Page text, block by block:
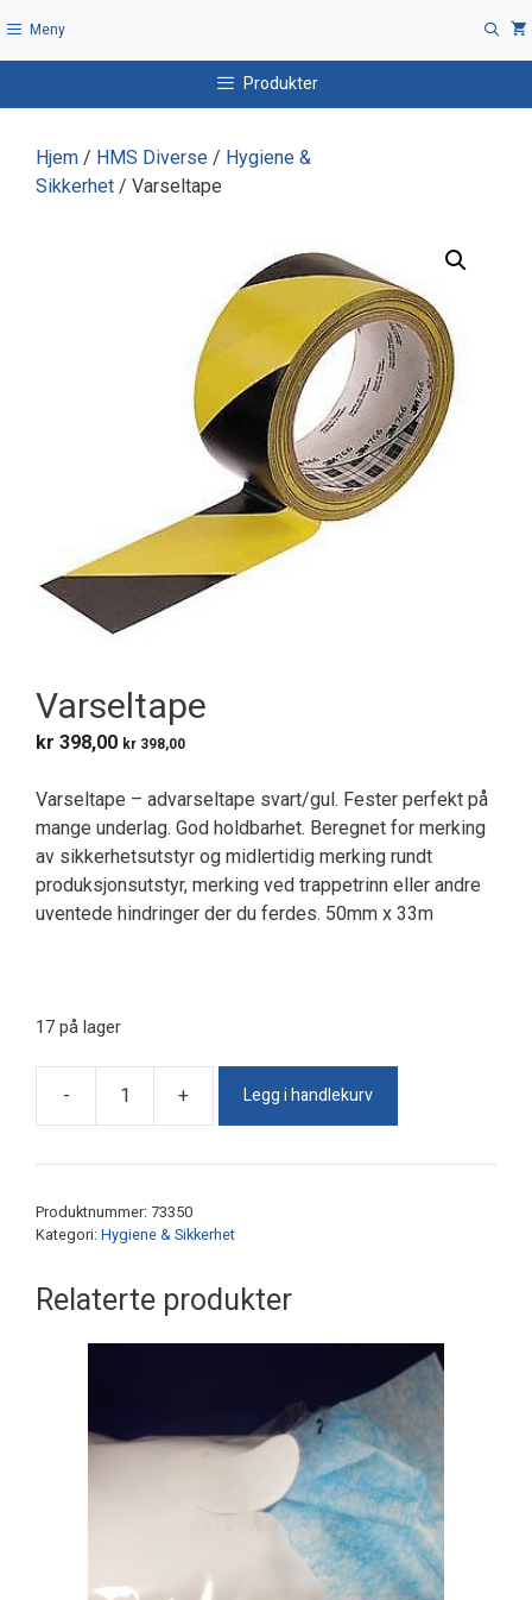
til
Meny
Produkter
Hjem / HMS Diverse / Hygiene &
Sikkerhet / Varseltape
Varseltape
kr 398,00 kr 398,00
Varseltape – advarseltape svart/gul. Fester perfekt på
mange underlag. God holdbarhet. Beregnet for merking
av sikkerhetsutstyr og midlertidig merking rundt
produksjonsutstyr, merking ved trappetrinn eller andre
uventede hindringer der du ferdes. 50mm x 33m
17 på lager
-
Varseltape
+ Legg i handlekurv
Produktnummer: 73350
Kategori: Hygiene & Sikkerhet
Relaterte produkter